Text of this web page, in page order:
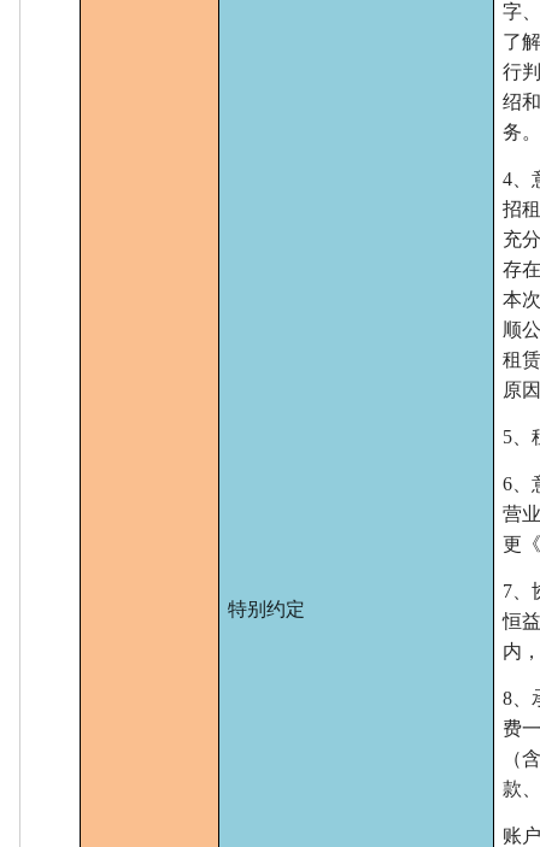
特别约定
字
了
行
绍
务
4、
招
充
存
本
顺
租
原
5、
6、
营
更
7、
恒
内
8、
费
（
款
账